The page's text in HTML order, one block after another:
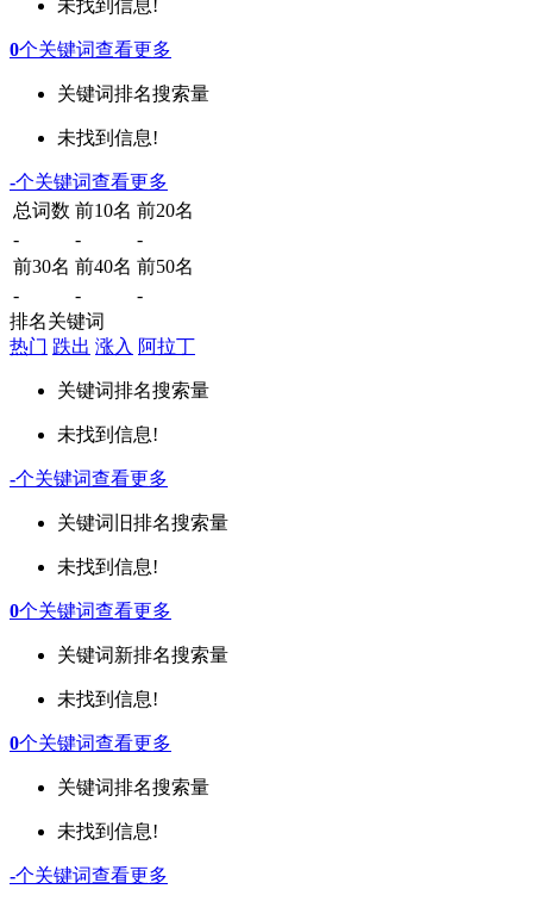
未找到信息!
0个关键词查看更多
关键词排名搜索量
未找到信息!
-个关键词查看更多
总词数 前10名 前20名
-
-
-
前30名 前40名 前50名
-
-
-
排名关键词
热门 跌出 涨入 阿拉丁
关键词排名搜索量
未找到信息!
-个关键词查看更多
关键词 旧排名搜索量
未找到信息!
0个关键词查看更多
关键词新排名搜索量
未找到信息!
0个关键词查看更多
关键词排名搜索量
未找到信息!
-个关键词查看更多